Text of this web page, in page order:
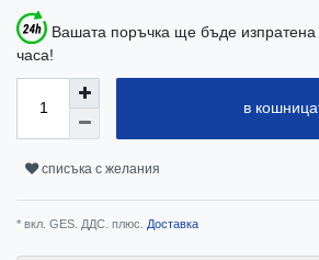
Вашата поръчка ще бъде изпратена
часа!
в
списъка с желания
* вкл. GES. ДДС. плюс. Доставка